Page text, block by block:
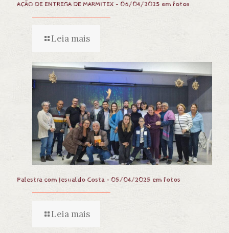
AÇÃO DE ENTREGA DE MARMITEX – 06/04/2025 em fotos
Leia mais
Palestra com Jesualdo Costa – 05/04/2025 em fotos
Leia mais